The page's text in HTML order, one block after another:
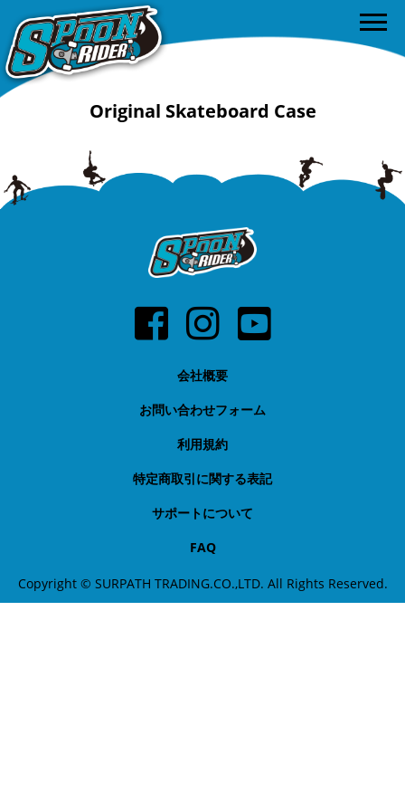
Original Skateboard Case
会社概要
お問い合わせフォーム
利用規約
特定商取引に関する表記
サポートについて
FAQ
Copyright © SURPATH TRADING.CO.,LTD. All Rights Reserved.